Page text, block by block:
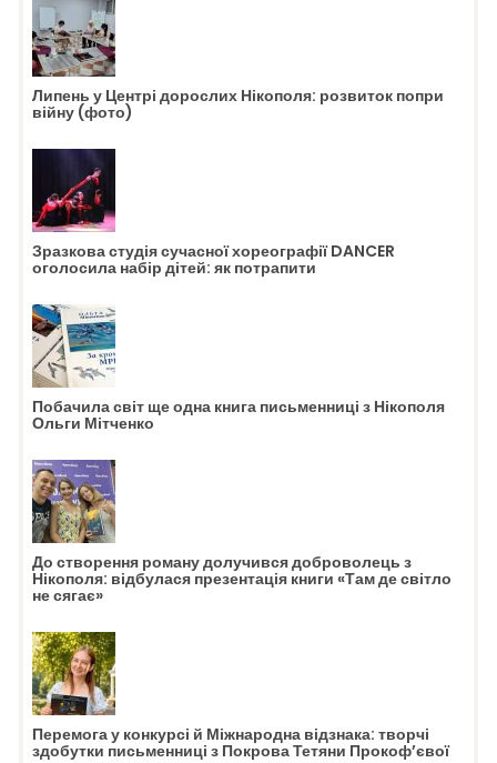
Липень у Центрі дорослих Нікополя: розвиток попри
війну (фото)
Зразкова студія сучасної хореографії DANCER
оголосила набір дітей: як потрапити
Побачила світ ще одна книга письменниці з Нікополя
Ольги Мітченко
До створення роману долучився доброволець з
Нікополя: відбулася презентація книги «Там де світло
не сягає»
Перемога у конкурсі й Міжнародна відзнака: творчі
здобутки письменниці з Покрова Тетяни Прокоф’євої